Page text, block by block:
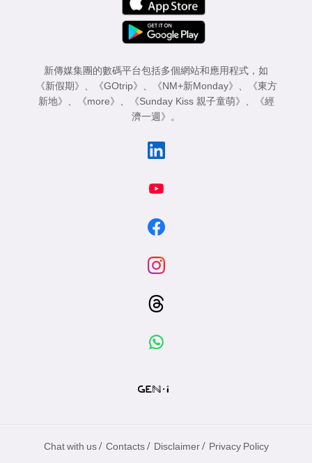
新傳媒集團的數碼平台包括多個網站和應用程式，如
《新假期》
《GOtrip》 《NM+新Monday》
《東方
新地》
《more》 《Sunday Kiss 親子童萌》
《經
濟一週》
。
Chat with us / Contacts / Disclaimer / Privacy Policy